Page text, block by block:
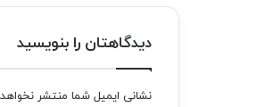
دیدگاهتان را بنویسید
نشانی ایمیل شما منتشر